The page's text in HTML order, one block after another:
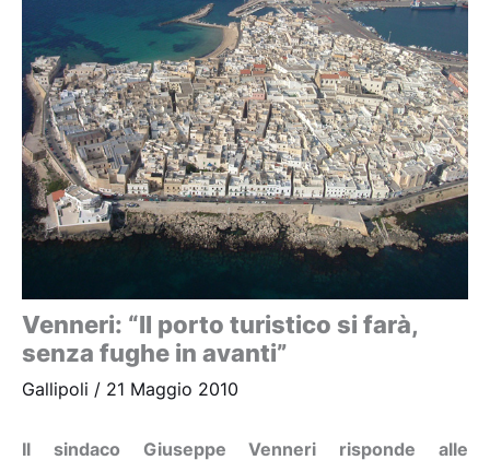
Venneri: “Il porto turistico si farà,
senza fughe in avanti”
Gallipoli / 21 Maggio 2010
Il sindaco Giuseppe Venneri risponde alle